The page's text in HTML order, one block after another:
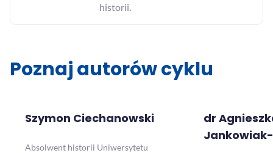
historii.
Poznaj autorów cyklu
Szymon Ciechanowski
Absolwent historii Uniwersytetu
dr